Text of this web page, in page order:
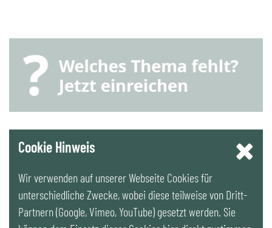
YouTube
LinkedIn
Newsletter
Cookie Hinweis
Wir verwenden auf unserer Webseite Cookies für
unterschiedliche Zwecke, wobei diese teilweise von Dritt-
Partnern (Google, Vimeo, YouTube) gesetzt werden. Sie